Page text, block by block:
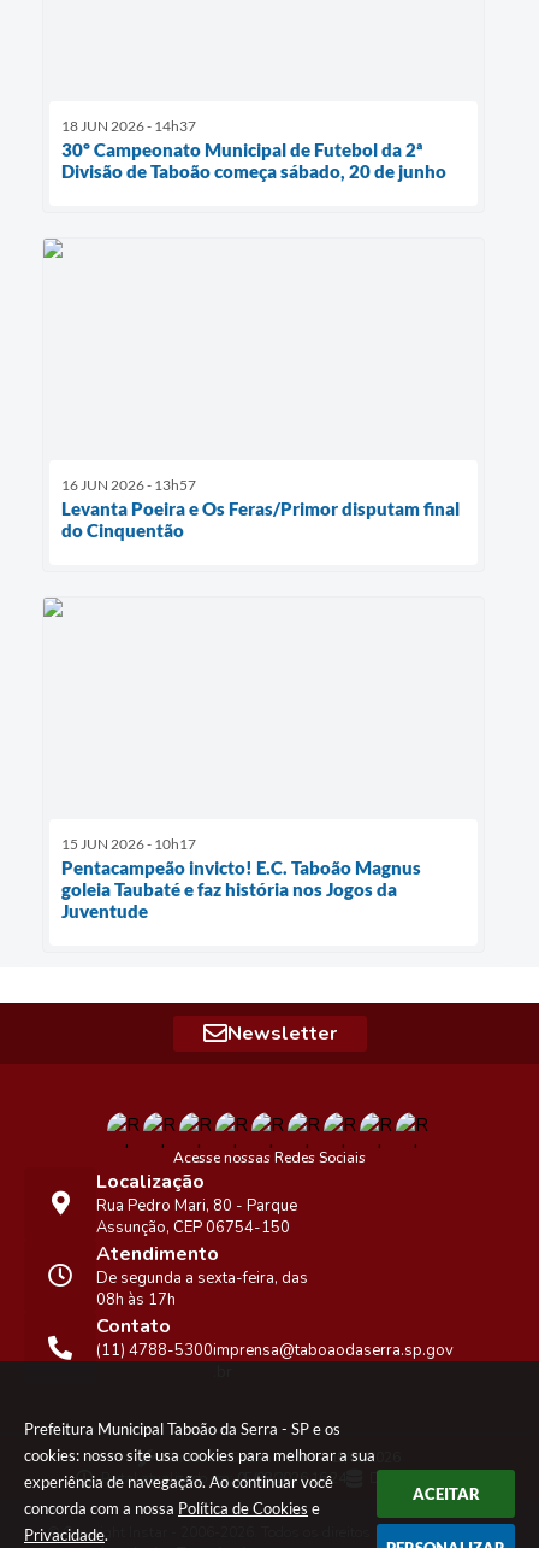
Prefeitura Municipal Taboão da Serra - SP e os
cookies: nosso site usa cookies para melhorar a sua
experiência de navegação. Ao continuar você
concorda com a nossa Política de Cookies e
Privacidade.
ACEITAR
18 JUN 2026 - 14h37
30º Campeonato Municipal de Futebol da 2ª
Divisão de Taboão começa sábado, 20 de junho
16 JUN 2026 - 13h57
Levanta Poeira e Os Feras/Primor disputam final
do Cinquentão
15 JUN 2026 - 10h17
Pentacampeão invicto! E.C. Taboão Magnus
goleia Taubaté e faz história nos Jogos da
Juventude
Newsletter
Acesse nossas Redes Sociais
Localização
Rua Pedro Mari, 80 - Parque
Assunção, CEP 06754-150
Contato
(11) 4788-5300imprensa@taboaodaserra.sp.gov
Atendimento
De segunda a sexta-feira, das
08h às 17h
Versão do Sistema:3.5.3 - 19/06/2026
Portal atualizado em:05/08/2026 16:24 Dados Abertos
© Copyright Instar - 2006-2026. Todos os direitos